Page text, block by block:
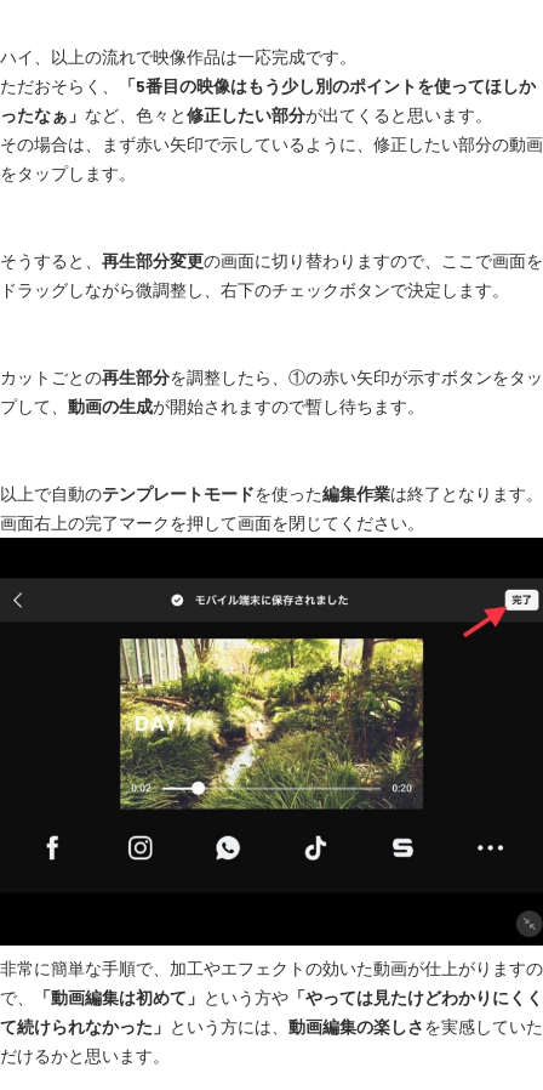
ハイ、以上の流れで映像作品は一応完成です。
ただおそらく、
「5番目の映像はもう少し別のポイントを使ってほしか
ったなぁ」 など、色々と修正したい部分が出てくると思います。
その場合は、まず赤い矢印で示しているように、修正したい部分の動画
をタップします。
そうすると、 再生部分変更の画面に切り替わりますので、ここで画面を
ドラッグしながら微調整し、右下のチェックボタンで決定します。
カットごとの再生部分を調整したら、①の赤い矢印が示すボタンをタッ
プして、 動画の生成が開始されますので暫し待ちます。
以上で自動のテンプレートモードを使った編集作業は終了となります。
画面右上の完了マークを押して画面を閉じてください。
非常に簡単な手順で、加工やエフェクトの効いた動画が仕上がりますの
で、
「動画編集は初めて」 という方や 「やっては見たけどわかりにくく
て続けられなかった」 という方には、 動画編集の楽しさを実感していた
だけるかと思います。